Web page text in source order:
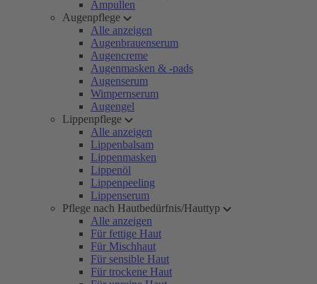
Ampullen
Augenpflege
Alle anzeigen
Augenbrauenserum
Augencreme
Augenmasken & -pads
Augenserum
Wimpernserum
Augengel
Lippenpflege
Alle anzeigen
Lippenbalsam
Lippenmasken
Lippenöl
Lippenpeeling
Lippenserum
Pflege nach Hautbedürfnis/Hauttyp
Alle anzeigen
Für fettige Haut
Für Mischhaut
Für sensible Haut
Für trockene Haut